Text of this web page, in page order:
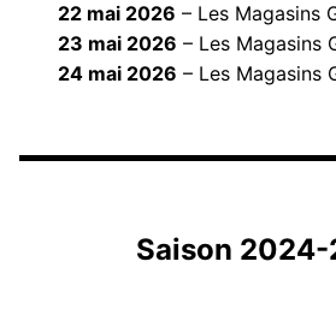
22 mai 2026 – Les Magasins
23 mai 2026 – Les Magasins
24 mai 2026 – Les Magasins
Saison